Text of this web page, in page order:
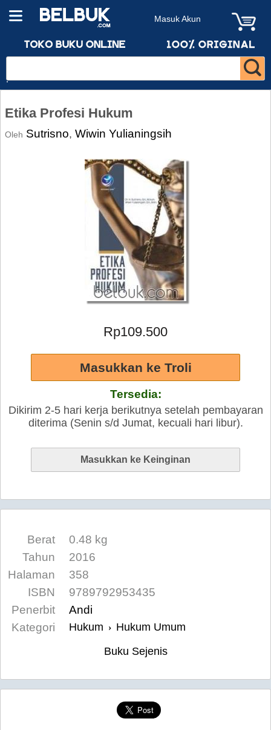
Masuk Akun
Etika Profesi Hukum
Oleh Sutrisno, Wiwin Yulianingsih
Rp109.500
Tersedia:
Dikirim 2-5 hari kerja berikutnya setelah pembayaran
diterima (Senin s/d Jumat, kecuali hari libur).
Berat
0.48 kg
Tahun
2016
Halaman
358
ISBN
9789792953435
Penerbit
Andi
Kategori
Hukum › Hukum Umum
Buku Sejenis